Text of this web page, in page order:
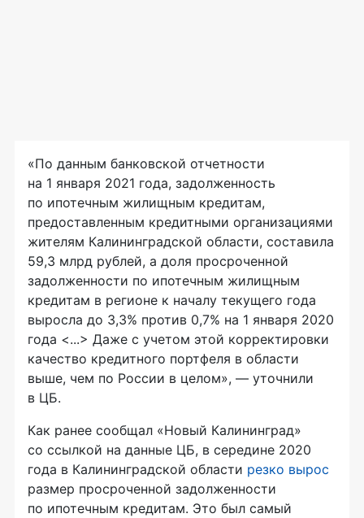
«По данным банковской отчетности
на 1 января 2021 года, задолженность
по ипотечным жилищным кредитам,
предоставленным кредитными организациями
жителям Калининградской области, составила
59,3 млрд рублей, а доля просроченной
задолженности по ипотечным жилищным
кредитам в регионе к началу текущего года
выросла до 3,3% против 0,7% на 1 января 2020
года <...> Даже с учетом этой корректировки
качество кредитного портфеля в области
выше, чем по России в целом», — уточнили
в ЦБ.
Как ранее сообщал «Новый Калининград»
со ссылкой на данные ЦБ, в середине 2020
года в Калининградской области резко вырос
размер просроченной задолженности
по ипотечным кредитам. Это был самый